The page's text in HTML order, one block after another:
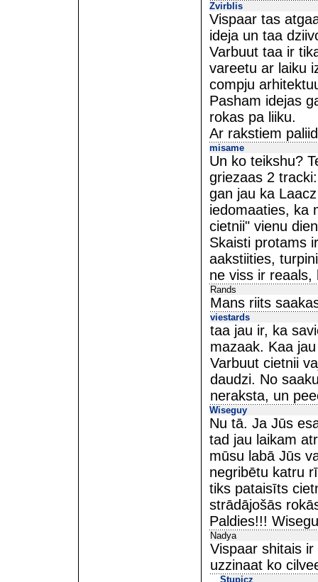
Zvirblis
Vispaar tas
ideja un taa
Varbuut taa ir
vareetu ar laiku
compju
Pasham idejas
rokas pa liiku.
Ar rakstiem
misame
Un ko teikshu?
griezaas 2
gan jau ka
iedomaaties, ka
cietnii" vienu
Skaisti protams
aakstiities,
ne viss ir reaals,
Rands
Mans riits
viestards
taa jau ir, ka
mazaak. Kaa
Varbuut cietnii
daudzi. No
neraksta, un
Wiseguy
Nu tā. Ja Jūs
tad jau laikam
mūsu labā Jūs
negribētu katru
tiks pataisīts
strādājošās
Paldies!!!
Nadya
Vispaar shitais
uzzinaat ko
Stupicz